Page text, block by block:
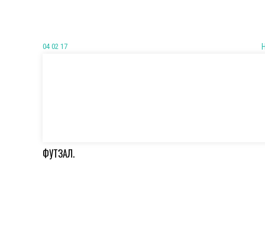
04 02 17
ФУТЗАЛ.